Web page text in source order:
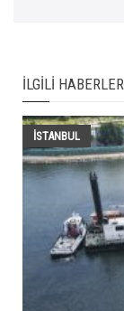
İLGILI HABERLER
İSTANBUL